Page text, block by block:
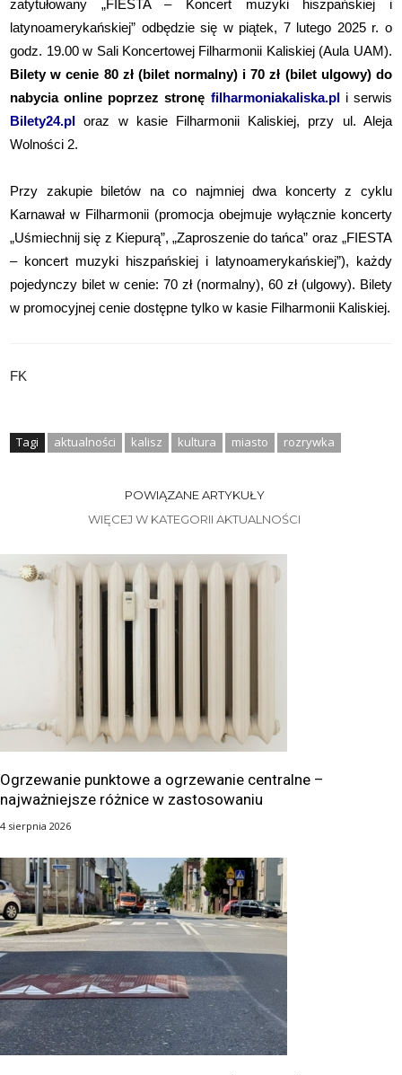
zatytułowany „FIESTA – Koncert muzyki hiszpańskiej i
latynoamerykańskiej” odbędzie się w piątek, 7 lutego 2025 r. o
godz. 19.00 w Sali Koncertowej Filharmonii Kaliskiej (Aula UAM).
Bilety w cenie 80 zł (bilet normalny) i 70 zł (bilet ulgowy) do
nabycia online poprzez stronę filharmoniakaliska.pli serwis
Bilety24.pl oraz w kasie Filharmonii Kaliskiej, przy ul. Aleja
Wolności 2.
Przy zakupie biletów na co najmniej dwa koncerty z cyklu
Karnawał w Filharmonii (promocja obejmuje wyłącznie koncerty
„Uśmiechnij się z Kiepurą”, „Zaproszenie do tańca” oraz „FIESTA
– koncert muzyki hiszpańskiej i latynoamerykańskiej”), każdy
pojedynczy bilet w cenie: 70 zł (normalny), 60 zł (ulgowy). Bilety
w promocyjnej cenie dostępne tylko w kasie Filharmonii Kaliskiej.
FK
Tagi aktualności kalisz kultura miasto rozrywka
POWIĄZANE ARTYKUŁY
WIĘCEJ W KATEGORII AKTUALNOŚCI
Ogrzewanie punktowe a ogrzewanie centralne –
najważniejsze różnice w zastosowaniu
4 sierpnia 2026